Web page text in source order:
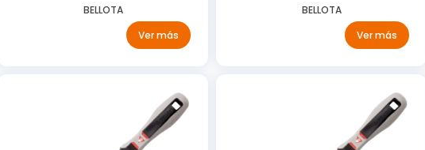
BELLOTA
Ver más
BELLOTA
Ver más